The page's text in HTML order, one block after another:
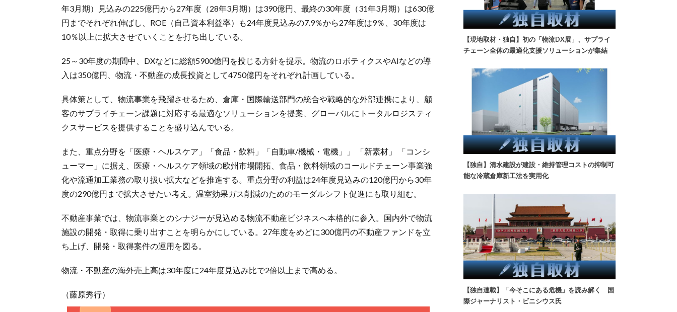
年3月期）見込みの225億円から27年度（28年3月期）は390億円、最終の30年度（31年3月期）は630億
円までそれぞれ伸ばし、ROE（自己資本利益率）も24年度見込みの7.9％から27年度は9％、30年度は
10％以上に拡大させていくことを打ち出している。
25～30年度の期間中、DXなどに総額5900億円を投じる方針を提示。物流のロボティクスやAIなどの導
入は350億円、物流・不動産の成長投資として4750億円をそれぞれ計画している。
具体策として、物流事業を飛躍させるため、倉庫・国際輸送部門の統合や戦略的な外部連携により、顧
客のサプライチェーン課題に対応する最適なソリューションを提案、グローバルにトータルロジスティ
クスサービスを提供することを盛り込んでいる。
また、重点分野を「医療・ヘルスケア」「食品・飲料」「自動車/機械・電機」」 「新素材」 「コンシ
ューマー」に据え、医療・ヘルスケア領域の欧州市場開拓、食品・飲料領域のコールドチェーン事業強
化や流通加工業務の取り扱い拡大などを推進する。重点分野の利益は24年度見込みの120億円から30年
度の290億円まで拡大させたい考え。温室効果ガス削減のためのモーダルシフト促進にも取り組む。
不動産事業では、物流事業とのシナジーが見込める物流不動産ビジネスへ本格的に参入。国内外で物流
施設の開発・取得に乗り出すことを明らかにしている。27年度をめどに300億円の不動産ファンドを立
ち上げ、開発・取得案件の運用を図る。
物流・不動産の海外売上高は30年度に24年度見込み比で2倍以上まで高める。
（藤原秀行）
【現地取材・独自】初の「物流DX展」、サプライ
チェーン全体の最適化支援ソリューションが集結
【独自】清水建設が建設・維持管理コストの抑制可
能な冷蔵倉庫新工法を実用化
【独自連載】「今そこにある危機」を読み解く 国
際ジャーナリスト・ビニシウス氏